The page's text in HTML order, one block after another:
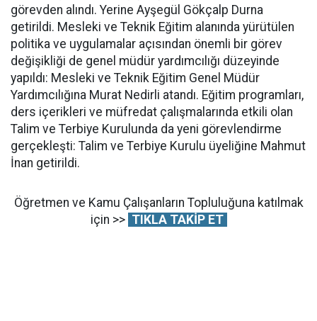
görevden alındı. Yerine Ayşegül Gökçalp Durna
getirildi. Mesleki ve Teknik Eğitim alanında yürütülen
politika ve uygulamalar açısından önemli bir görev
değişikliği de genel müdür yardımcılığı düzeyinde
yapıldı: Mesleki ve Teknik Eğitim Genel Müdür
Yardımcılığına Murat Nedirli atandı. Eğitim programları,
ders içerikleri ve müfredat çalışmalarında etkili olan
Talim ve Terbiye Kurulunda da yeni görevlendirme
gerçekleşti: Talim ve Terbiye Kurulu üyeliğine Mahmut
İnan getirildi.
Öğretmen ve Kamu Çalışanların Topluluğuna katılmak
için >> TIKLA TAKİP ET